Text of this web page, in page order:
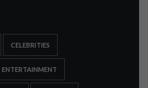
CELEBRITIES
ENTERTAINMENT